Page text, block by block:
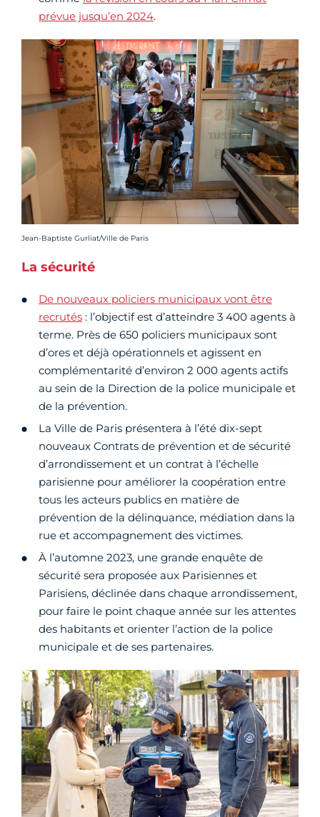
prévue jusqu’en 2024.
Crédit photo :
Jean-Baptiste Gurliat/Ville de Paris
La sécurité
De nouveaux policiers municipaux vont être
recrutés : l’objectif est d’atteindre 3 400 agents à
terme. Près de 650 policiers municipaux sont
d’ores et déjà opérationnels et agissent en
complémentarité d’environ 2 000 agents actifs
au sein de la Direction de la police municipale et
de la prévention.
La Ville de Paris présentera à l’été dix-sept
nouveaux Contrats de prévention et de sécurité
d’arrondissement et un contrat à l’échelle
parisienne pour améliorer la coopération entre
tous les acteurs publics en matière de
prévention de la délinquance, médiation dans la
rue et accompagnement des victimes.
À l’automne 2023, une grande enquête de
sécurité sera proposée aux Parisiennes et
Parisiens, déclinée dans chaque arrondissement,
pour faire le point chaque année sur les attentes
des habitants et orienter l’action de la police
municipale et de ses partenaires.